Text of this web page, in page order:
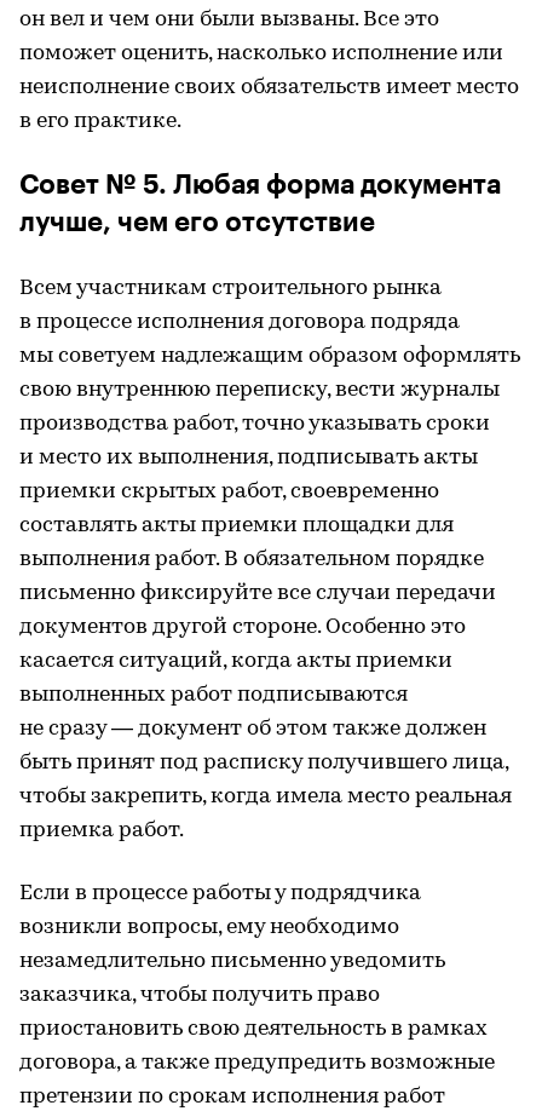
он вел и чем они были вызваны. Все это
поможет оценить, насколько исполнение или
неисполнение своих обязательств имеет место
в его практике.
Совет № 5. Любая форма документа
лучше, чем его отсутствие
Всем участникам строительного рынка
в процессе исполнения договора подряда
мы советуем надлежащим образом оформлять
свою внутреннюю переписку, вести журналы
производства работ, точно указывать сроки
и место их выполнения, подписывать акты
приемки скрытых работ, своевременно
составлять акты приемки площадки для
выполнения работ. В обязательном порядке
письменно фиксируйте все случаи передачи
документов другой стороне. Особенно это
касается ситуаций, когда акты приемки
выполненных работ подписываются
не сразу — документ об этом также должен
быть принят под расписку получившего лица,
чтобы закрепить, когда имела место реальная
приемка работ.
Если в процессе работы у подрядчика
возникли вопросы, ему необходимо
незамедлительно письменно уведомить
заказчика, чтобы получить право
приостановить свою деятельность в рамках
договора, а также предупредить возможные
претензии по срокам исполнения работ